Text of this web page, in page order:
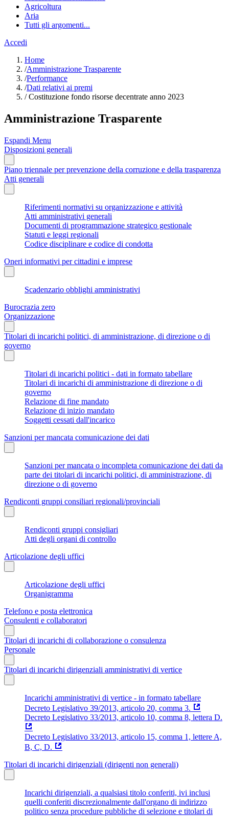
Agricoltura
Aria
Tutti gli argomenti...
Accedi
Home
/Amministrazione Trasparente
/Performance
/Dati relativi ai premi
/Costituzione fondo risorse decentrate anno 2023
Amministrazione Trasparente
Espandi Menu
Disposizioni generali
Piano triennale per prevenzione della corruzione e della trasparenza
Atti generali
Riferimenti normativi su organizzazione e attività
Atti amministrativi generali
Documenti di programmazione strategico gestionale
Statuti e leggi regionali
Codice disciplinare e codice di condotta
Oneri informativi per cittadini e imprese
Scadenzario obblighi amministrativi
Burocrazia zero
Organizzazione
Titolari di incarichi politici, di amministrazione, di direzione o di
governo
Titolari di incarichi politici - dati in formato tabellare
Titolari di incarichi di amministrazione di direzione o di
governo
Relazione di fine mandato
Relazione di inizio mandato
Soggetti cessati dall'incarico
Sanzioni per mancata comunicazione dei dati
Sanzioni per mancata o incompleta comunicazione dei dati da
parte dei titolari di incarichi politici, di amministrazione, di
direzione o di governo
Rendiconti gruppi consiliari regionali/provinciali
Rendiconti gruppi consigliari
Atti degli organi di controllo
Articolazione degli uffici
Articolazione degli uffici
Organigramma
Telefono e posta elettronica
Consulenti e collaboratori
Titolari di incarichi di collaborazione o consulenza
Personale
Titolari di incarichi dirigenziali amministrativi di vertice
Incarichi amministrativi di vertice - in formato tabellare
Decreto Legislativo 39/2013, articolo 20, comma 3.
Decreto Legislativo 33/2013, articolo 10, comma 8, lettera D.
Decreto Legislativo 33/2013, articolo 15, comma 1, lettere A,
B, C, D.
Titolari di incarichi dirigenziali (dirigenti non generali)
Incarichi dirigenziali, a qualsiasi titolo conferiti, ivi inclusi
quelli conferiti discrezionalmente dall'organo di indirizzo
politico senza procedure pubbliche di selezione e titolari di